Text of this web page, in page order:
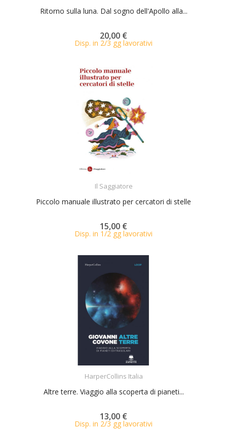
Ritorno sulla luna. Dal sogno dell'Apollo alla...
20,00 €
Disp. in 2/3 gg lavorativi
Il Saggiatore
Piccolo manuale illustrato per cercatori di stelle
15,00 €
Disp. in 1/2 gg lavorativi
HarperCollins Italia
Altre terre. Viaggio alla scoperta di pianeti...
13,00 €
Disp. in 2/3 gg lavorativi